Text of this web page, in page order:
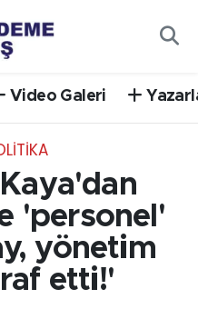
Video Galeri
'personel'
yönetim
etti!'
ve Fikstür